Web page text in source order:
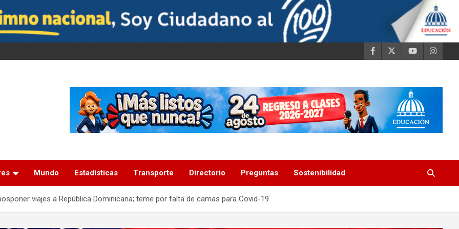
Mundo Estadísticas Transporte Directorio Preguntas Sostenibilidad
viajes a República Dominicana; teme por falta de camas para Covid-19